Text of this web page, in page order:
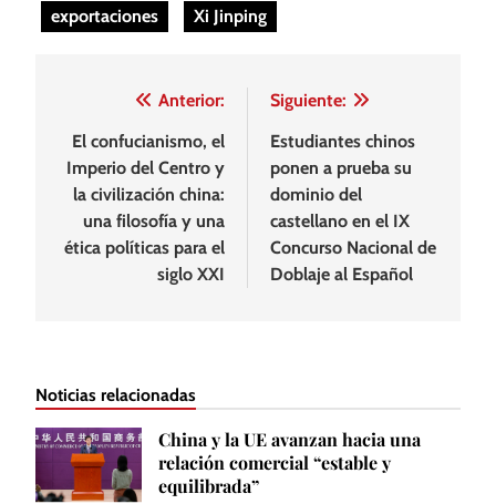
exportaciones Xi Jinping
Navegación
de
entradas
Anterior:
El confucianismo, el
Imperio del Centro y
la civilización china:
una filosofía y una
ética políticas para el
siglo XXI
Siguiente:
Estudiantes chinos
ponen a prueba su
dominio del
castellano en el IX
Concurso Nacional de
Doblaje al Español
Noticias relacionadas
China y la UE avanzan hacia una
relación comercial “estable y
equilibrada”